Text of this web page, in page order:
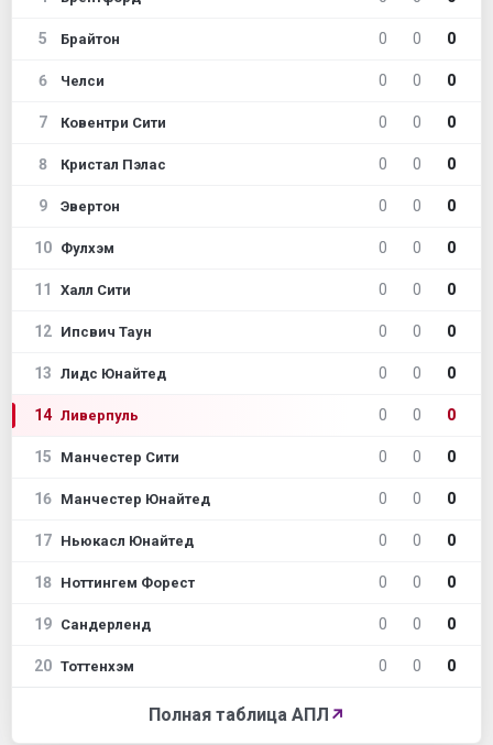
5 Брайтон 0 0 0
6 Челси 0 0 0
7 Ковентри Сити 0 0 0
8 Кристал Пэлас 0 0 0
9 Эвертон 0 0 0
10 Фулхэм 0 0 0
11 Халл Сити 0 0 0
12 Ипсвич Таун 0 0 0
13 Лидс Юнайтед 0 0 0
14 Ливерпуль 0 0 0
15 Манчестер Сити 0 0 0
16 Манчестер Юнайтед 0 0 0
17 Ньюкасл Юнайтед 0 0 0
18 Ноттингем Форест 0 0 0
19 Сандерленд 0 0 0
20 Тоттенхэм 0 0 0
Полная таблица АПЛ ↗